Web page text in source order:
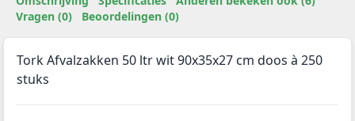
Vragen (0)
Beoordelingen (0)
Tork Afvalzakken 50 ltr wit 90x35x27 cm doos à 250
stuks